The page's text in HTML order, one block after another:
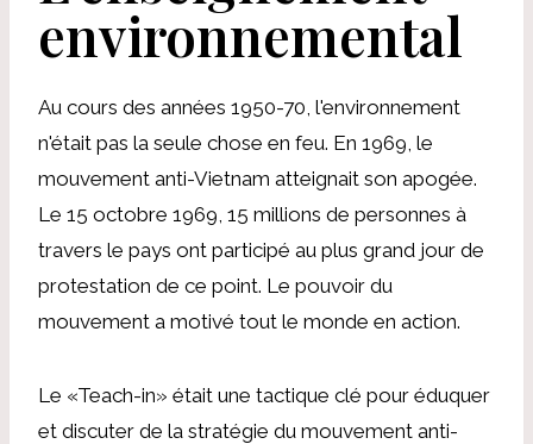
environnemental
Au cours des années 1950-70, l'environnement
n'était pas la seule chose en feu. En 1969, le
mouvement anti-Vietnam atteignait son apogée.
Le 15 octobre 1969, 15 millions de personnes à
travers le pays ont participé au plus grand jour de
protestation de ce point. Le pouvoir du
mouvement a motivé tout le monde en action.
Le «Teach-in» était une tactique clé pour éduquer
et discuter de la stratégie du mouvement anti-